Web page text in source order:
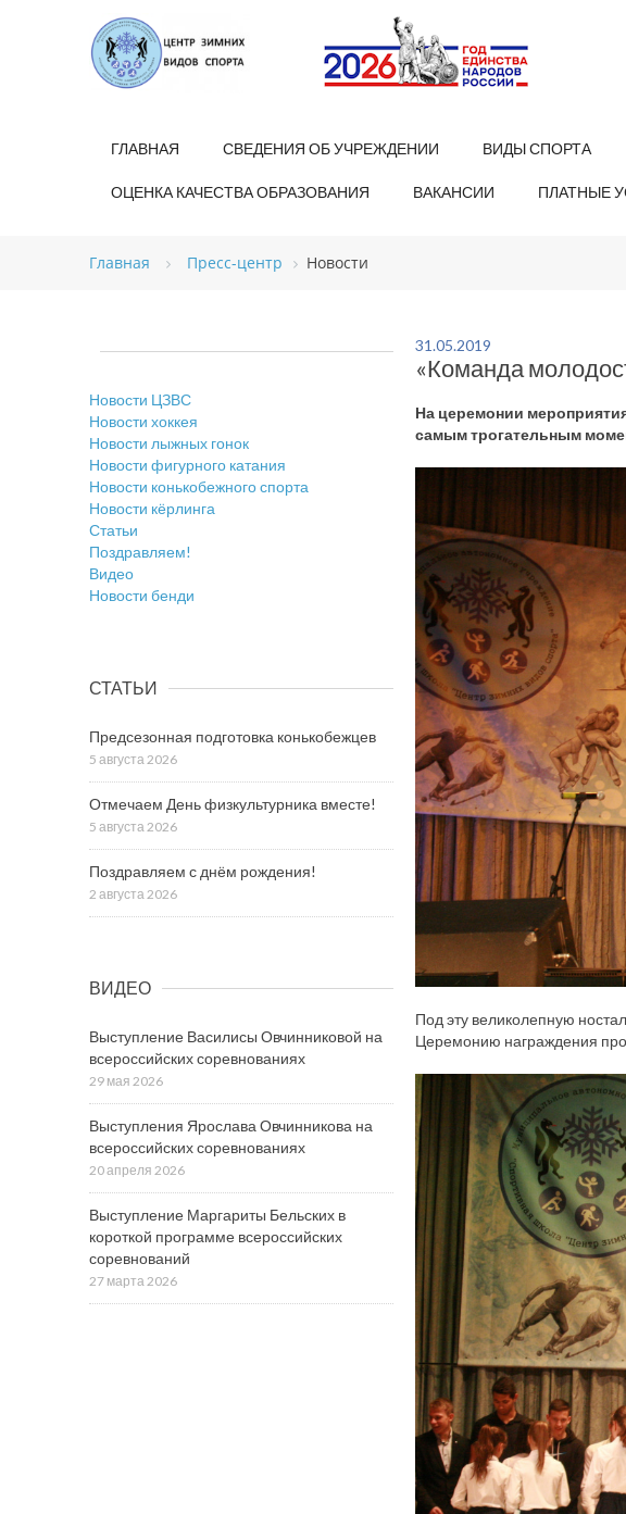
ГЛАВНАЯ СВЕДЕНИЯ ОБ УЧРЕЖДЕНИИ ВИДЫ СПОРТА
ОЦЕНКА КАЧЕСТВА ОБРАЗОВАНИЯ ВАКАНСИИ ПЛАТНЫЕ
Главная Пресс-центр Новости
31.05.2019
«Команда
На церемонии
самым трогательным
Под эту великолепную
Церемонию награждения
Новости ЦЗВС
Новости хоккея
Новости лыжных гонок
Новости фигурного катания
Новости конькобежного спорта
Новости кёрлинга
Статьи
Поздравляем!
Видео
Новости бенди
СТАТЬИ
Предсезонная подготовка конькобежцев
5 августа 2026
Отмечаем День физкультурника вместе!
5 августа 2026
Поздравляем с днём рождения!
2 августа 2026
ВИДЕО
Выступление Василисы Овчинниковой на
всероссийских соревнованиях
29 мая 2026
Выступления Ярослава Овчинникова на
всероссийских соревнованиях
20 апреля 2026
Выступление Маргариты Бельских в
короткой программе всероссийских
соревнований
27 марта 2026